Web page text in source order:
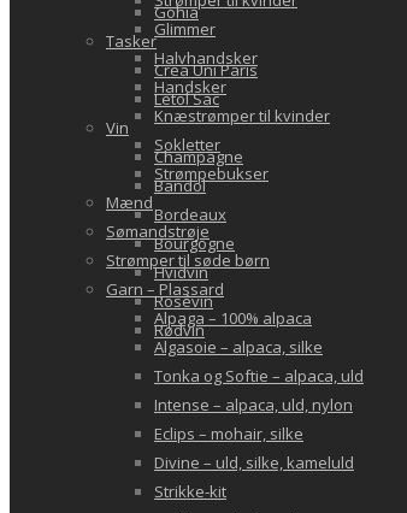
Gohia
Tasker
Crea Uni Paris
Letol Sac
Vin
Champagne
Bandol
Bordeaux
Bourgogne
Hvidvin
Rosévin
Rødvin
Glimmer
Halvhandsker
Handsker
Knæstrømper til kvinder
Sokletter
Strømpebukser
Mænd
Sømandstrøje
Strømper til søde børn
Garn – Plassard
Alpaga – 100% alpaca
Algasoie – alpaca, silke
Tonka og Softie – alpaca, uld
Intense – alpaca, uld, nylon
Eclips – mohair, silke
Divine – uld, silke, kameluld
Strikke-kit